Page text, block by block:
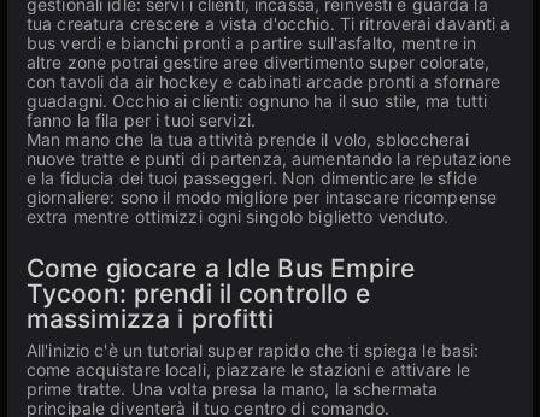
gestionali idle: servi i clienti, incassa, reinvesti e guarda la
tua creatura crescere a vista d'occhio. Ti ritroverai davanti a
bus verdi e bianchi pronti a partire sull'asfalto, mentre in
altre zone potrai gestire aree divertimento super colorate,
con tavoli da air hockey e cabinati arcade pronti a sfornare
guadagni. Occhio ai clienti: ognuno ha il suo stile, ma tutti
fanno la fila per i tuoi servizi.
Man mano che la tua attività prende il volo, sbloccherai
nuove tratte e punti di partenza, aumentando la reputazione
e la fiducia dei tuoi passeggeri. Non dimenticare le sfide
giornaliere: sono il modo migliore per intascare ricompense
extra mentre ottimizzi ogni singolo biglietto venduto.
Come giocare a Idle Bus Empire
Tycoon: prendi il controllo e
massimizza i profitti
All'inizio c'è un tutorial super rapido che ti spiega le basi:
come acquistare locali, piazzare le stazioni e attivare le
prime tratte. Una volta presa la mano, la schermata
principale diventerà il tuo centro di comando.